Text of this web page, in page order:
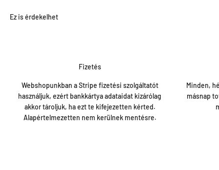
Fizetés
Webshopunkban a Stripe fizetési szolgáltatót
használjuk, ezért bankkártya adataidat kizárólag
akkor tároljuk, ha ezt te kifejezetten kérted.
Alapértelmezetten nem kerülnek mentésre.
Minden,
másnap